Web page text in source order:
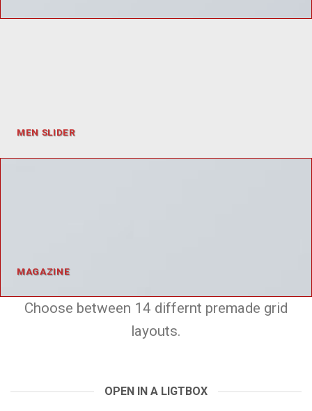
MEN SLIDER
MAGAZINE
Choose between 14 differnt premade grid
layouts.
OPEN IN A LIGTBOX